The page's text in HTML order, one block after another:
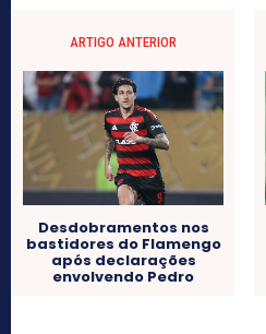
ARTIGO ANTERIOR
Desdobramentos nos
bastidores do Flamengo
após declarações
envolvendo Pedro